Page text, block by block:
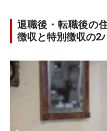
退職後・転職後の
徴収と特別徴収の2